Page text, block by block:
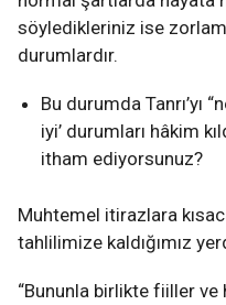
söyledikleriniz ise
durumlardır.
Bu durumda Tanrı’yı
iyi’ durumları hâkim
itham ediyorsunuz?
Muhtemel itirazlara
tahlilimize kaldığımız
“Bununla birlikte fiiller ve